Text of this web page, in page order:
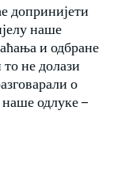
допринијети
наше
и одбране
то не долази
о
наше одлуке –